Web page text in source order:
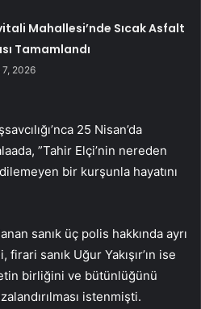
Mahallesi’nde Sıcak Asfalt
Tamamlandı
7, 2026
25 Nisan’da
”Tahir Elçi’nin nereden
bir kurşunla hayatını
sanık üç polis hakkında ayrı
sanık Uğur Yakışır’ın ise
birliğini ve bütünlüğünü
istenmişti.